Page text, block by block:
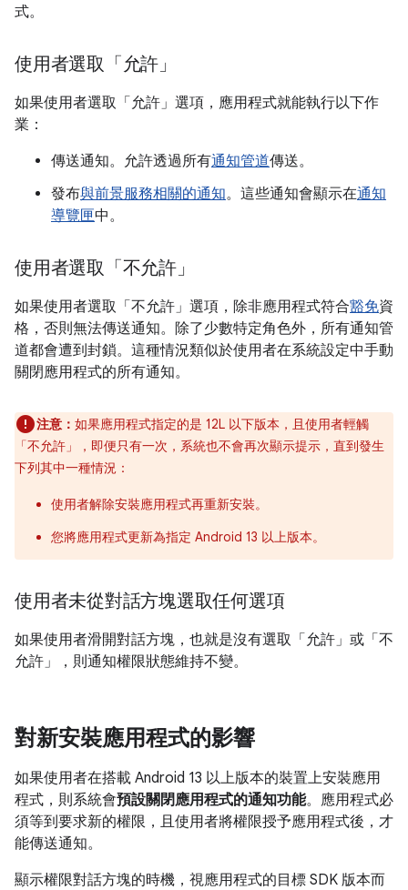
式。
使用者選取「允許」
如果使用者選取「允許」 選項，應用程式就能執行以下作
業：
傳送通知。允許透過所有通知管道傳送。
發布與前景服務相關的通知。這些通知會顯示在通知
導覽匣中。
使用者選取「不允許」
如果使用者選取「不允許」 選項，除非應用程式符合豁免資
格，否則無法傳送通知。除了少數特定角色外，所有通知管
道都會遭到封鎖。這種情況類似於使用者在系統設定中手動
關閉應用程式的所有通知。
注意： 如果應用程式指定的是 12L 以下版本，且使用者輕觸
「不允許」
，即便只有一次，系統也不會再次顯示提示，直到發生
下列其中一種情況：
使用者解除安裝應用程式再重新安裝。
您將應用程式更新為指定 Android 13 以上版本。
使用者未從對話方塊選取任何選項
如果使用者滑開對話方塊，也就是沒有選取「允許」或「不
允許」， 則通知權限狀態維持不變。
對新安裝應用程式的影響
如果使用者在搭載 Android 13 以上版本的裝置上安裝應用
程式，則系統會預設關閉應用程式的通知功能。應用程式必
須等到要求新的權限，且使用者將權限授予應用程式後，才
能傳送通知。
顯示權限對話方塊的時機，視應用程式的目標 SDK 版本而